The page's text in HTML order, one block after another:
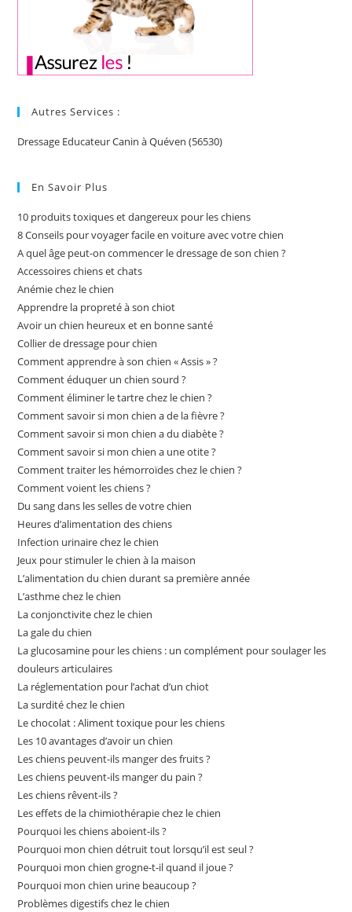
Autres Services :
Dressage Educateur Canin à Quéven (56530)
En Savoir Plus
10 produits toxiques et dangereux pour les chiens
8 Conseils pour voyager facile en voiture avec votre chien
A quel âge peut-on commencer le dressage de son chien ?
Accessoires chiens et chats
Anémie chez le chien
Apprendre la propreté à son chiot
Avoir un chien heureux et en bonne santé
Collier de dressage pour chien
Comment apprendre à son chien « Assis » ?
Comment éduquer un chien sourd ?
Comment éliminer le tartre chez le chien ?
Comment savoir si mon chien a de la fièvre ?
Comment savoir si mon chien a du diabète ?
Comment savoir si mon chien a une otite ?
Comment traiter les hémorroïdes chez le chien ?
Comment voient les chiens ?
Du sang dans les selles de votre chien
Heures d’alimentation des chiens
Infection urinaire chez le chien
Jeux pour stimuler le chien à la maison
L’alimentation du chien durant sa première année
L’asthme chez le chien
La conjonctivite chez le chien
La gale du chien
La glucosamine pour les chiens : un complément pour soulager les
douleurs articulaires
La réglementation pour l’achat d’un chiot
La surdité chez le chien
Le chocolat : Aliment toxique pour les chiens
Les 10 avantages d’avoir un chien
Les chiens peuvent-ils manger des fruits ?
Les chiens peuvent-ils manger du pain ?
Les chiens rêvent-ils ?
Les effets de la chimiothérapie chez le chien
Pourquoi les chiens aboient-ils ?
Pourquoi mon chien détruit tout lorsqu’il est seul ?
Pourquoi mon chien grogne-t-il quand il joue ?
Pourquoi mon chien urine beaucoup ?
Problèmes digestifs chez le chien